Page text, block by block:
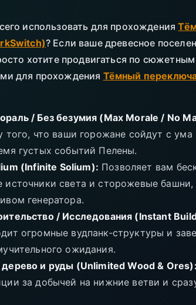
использовать для прохождения
? Если ваше древесное
хотите продвигаться по
для прохождения Тёмный
/ Без безумия (Max Morale / No
того, что ваши горожане сойдут с ума
густых событий Пелены.
(Infinite Solium): Позволяет вам
источники света и сторожевые башни,
генератора.
/ Исследования (Instant
огромные вудпанк-структуры и
ожидания.
дерево и руды (Unlimited Wood & Ores):
за добычей на нижние ветви и